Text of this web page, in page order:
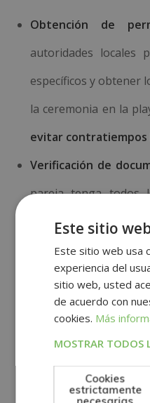
Obtención de
autoridades locales
específicos y obtener
la ceremonia en la
evitar contratiempos
Verificación de
pareja tenga todos
para la boda.
nacimiento,
documentos de
un abogado o
proveedores con
Este sitio
Este sitio web usa
experiencia del
sitio web, usted
de acuerdo con
cookies. Más
MOSTRAR TODOS
Cookies
estrictamente